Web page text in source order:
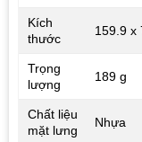
Kích
thước
159.9 x
Trọng
lượng
189 g
Chất liệu
mặt lưng
Nhựa